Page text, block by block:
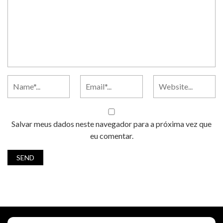
Salvar meus dados neste navegador para a próxima vez que
eu comentar.